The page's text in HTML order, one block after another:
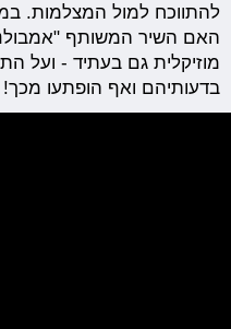
להתווכח למול המצלמות.
האם השיר המשותף
מוזיקלית גם בעתיד - ועל
בדעותיהם ואף הופתעו מכך!